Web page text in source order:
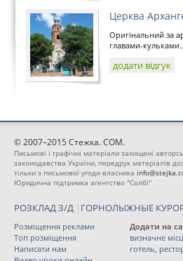
Церква
Оригінальний за
главами-
додати відгук
© 2007–2015 Стежка. COM.
Письмові і графічні матеріали захищені
законодавства України, передрук матеріалів
тільки з письмової угоди власника
Юридична підтримка агентство "Солбі"
РОЗКЛАД З/Д | ГОРНОЛЫЖНЫЕ
Розміщення реклами
Топ розміщення
Написати нам
Додати на
визначне
готель,